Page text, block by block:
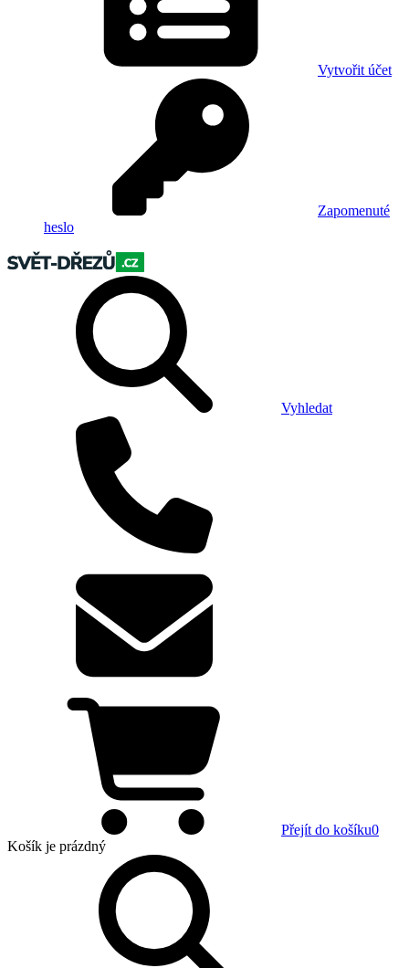
Vytvořit účet
Zapomenuté
heslo
Vyhledat
Přejít do košíku0
Košík je prázdný